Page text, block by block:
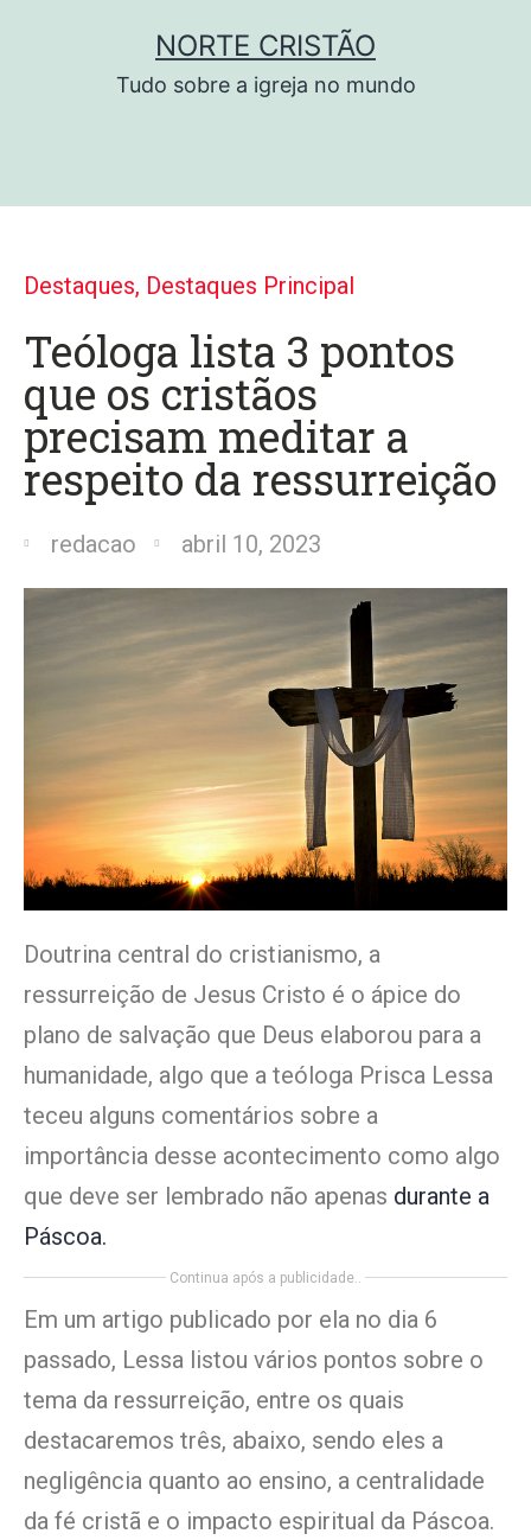
NORTE CRISTÃO
Tudo sobre a igreja no mundo
Destaques, Destaques Principal
Teóloga lista 3 pontos
que os cristãos
precisam meditar a
respeito da ressurreição
redacao abril 10, 2023
Doutrina central do cristianismo, a
ressurreição de Jesus Cristo é o ápice do
plano de salvação que Deus elaborou para a
humanidade, algo que a teóloga Prisca Lessa
teceu alguns comentários sobre a
importância desse acontecimento como algo
que deve ser lembrado não apenas durante a
Páscoa.
Continua após a publicidade..
Em um artigo publicado por ela no dia 6
passado, Lessa listou vários pontos sobre o
tema da ressurreição, entre os quais
destacaremos três, abaixo, sendo eles a
negligência quanto ao ensino, a centralidade
da fé cristã e o impacto espiritual da Páscoa.